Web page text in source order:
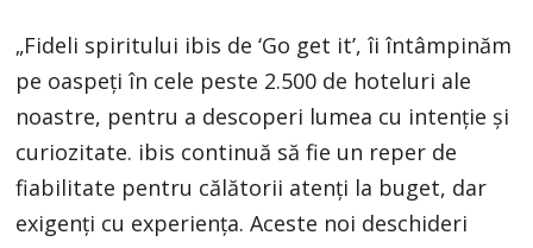
„Fideli spiritului ibis de ‘Go get it’, îi întâmpinăm
pe oaspeţi în cele peste 2.500 de hoteluri ale
noastre, pentru a descoperi lumea cu intenţie şi
curiozitate. ibis continuă să fie un reper de
fiabilitate pentru călătorii atenţi la buget, dar
exigenţi cu experienţa. Aceste noi deschideri